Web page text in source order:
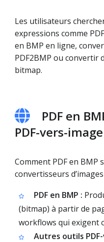
Les utilisateurs
expressions comme
en BMP en ligne,
PDF2BMP ou convertir
bitmap.
PDF en
PDF-vers-image
Comment PDF en BMP
convertisseurs d’images
PDF en BMP :
(bitmap) à partir de
workflows qui exigent
Autres outils